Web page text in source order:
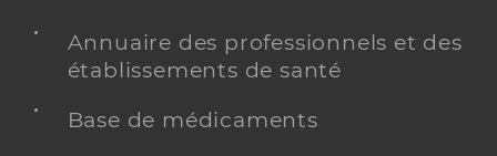
Annuaire des professionnels et des
établissements de santé
Base de médicaments